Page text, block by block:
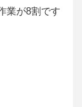
業が8割です